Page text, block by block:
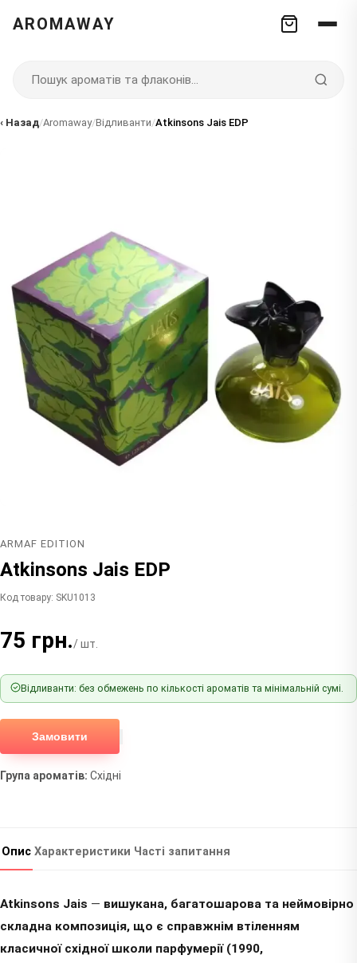
AROMAWAY
‹ Назад/Aromaway/Відливанти/Atkinsons Jais EDP
ARMAF EDITION
Atkinsons Jais EDP
Код товару: SKU1013
75 грн./ шт.
Відливанти: без обмежень по кількості ароматів та мінімальній сумі.
Замовити
Група ароматів: Східні
Опис Характеристики Часті запитання
Atkinsons Jais — вишукана, багатошарова та неймовірно
складна композиція, що є справжнім втіленням
класичної східної школи парфумерії (1990,